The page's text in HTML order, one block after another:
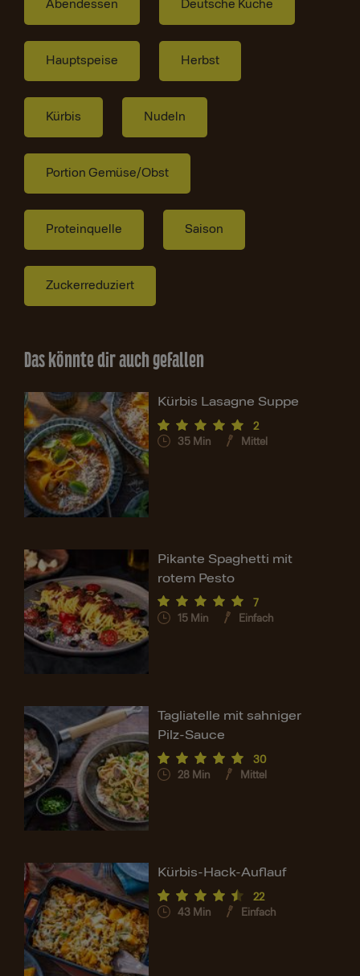
Abendessen Deutsche Küche
Hauptspeise Herbst
Kürbis Nudeln
Portion Gemüse/Obst
Proteinquelle Saison
Zuckerreduziert
Das könnte dir auch gefallen
Kürbis Lasagne Suppe
2
35 Min Mittel
Pikante Spaghetti mit
rotem Pesto
7
15 Min Einfach
Tagliatelle mit sahniger
Pilz-Sauce
30
28 Min Mittel
Kürbis-Hack-Auflauf
22
43 Min Einfach